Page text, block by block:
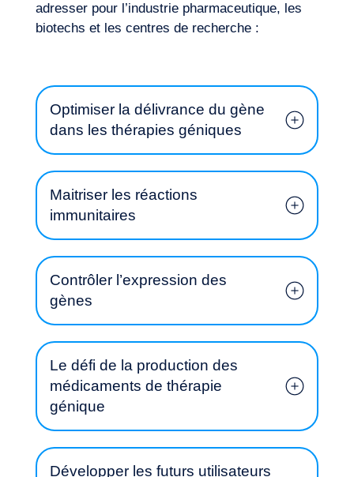
adresser pour l’industrie pharmaceutique, les
biotechs et les centres de recherche :
Optimiser la délivrance du gène
dans les thérapies géniques
Maitriser les réactions
immunitaires
Contrôler l’expression des
gènes
Le défi de la production des
médicaments de thérapie
génique
Développer les futurs utilisateurs